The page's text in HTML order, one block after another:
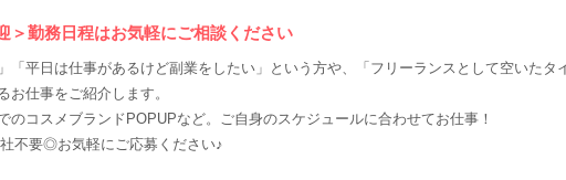
＞勤務日程はお気軽にご相談ください
「平日は仕事があるけど副業をしたい」という方や、「フリーランスとして空いた
仕事をご紹介します。
のコスメブランドPOPUPなど。ご自身のスケジュールに合わせてお仕事！
不要◎お気軽にご応募ください♪